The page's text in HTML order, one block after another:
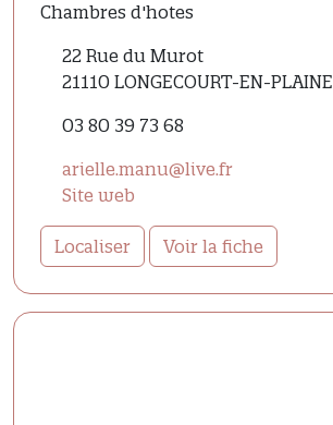
Chambres d'hotes
22 Rue du Murot
21110 LONGECOURT-EN-PLAINE
03 80 39 73 68
arielle.manu@live.fr
Site web
Localiser Voir la fiche